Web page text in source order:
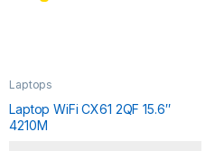
Laptops
Laptop WiFi CX61 2QF 15.6″
4210M